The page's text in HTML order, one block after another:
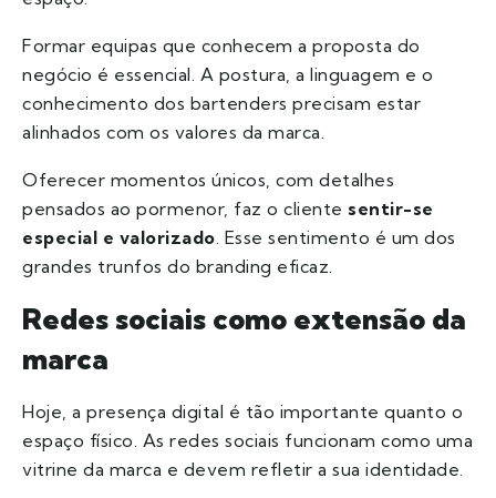
Formar equipas que conhecem a proposta do
negócio é essencial. A postura, a linguagem e o
conhecimento dos bartenders precisam estar
alinhados com os valores da marca.
Oferecer momentos únicos, com detalhes
pensados ao pormenor, faz o cliente sentir-se
especial e valorizado. Esse sentimento é um dos
grandes trunfos do branding eficaz.
Redes sociais como extensão da
marca
Hoje, a presença digital é tão importante quanto o
espaço físico. As redes sociais funcionam como uma
vitrine da marca e devem refletir a sua identidade.